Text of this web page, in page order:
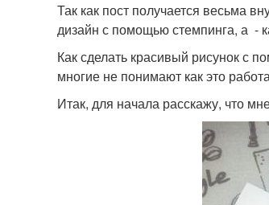
Так как пост получается весьма
дизайн с помощью стемпинга, а -
Как сделать красивый рисунок с
многие не понимают как это
Итак, для начала расскажу, что